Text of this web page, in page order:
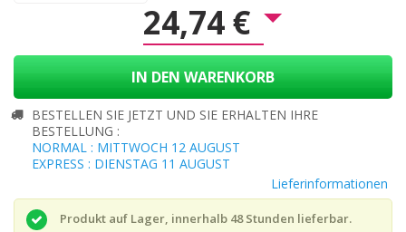
24,74 €
IN DEN WARENKORB
BESTELLEN SIE JETZT UND SIE ERHALTEN IHRE
BESTELLUNG :
NORMAL : MITTWOCH 12 AUGUST
EXPRESS : DIENSTAG 11 AUGUST
Lieferinformationen
Produkt auf Lager, innerhalb 48 Stunden lieferbar.